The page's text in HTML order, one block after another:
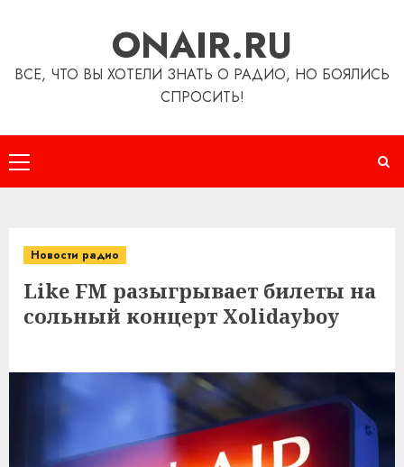
ONAIR.RU
ВСЕ, ЧТО ВЫ ХОТЕЛИ ЗНАТЬ О РАДИО, НО БОЯЛИСЬ
СПРОСИТЬ!
Основное
меню
Новости радио
Like FM разыгрывает билеты на
сольный концерт Xolidayboy